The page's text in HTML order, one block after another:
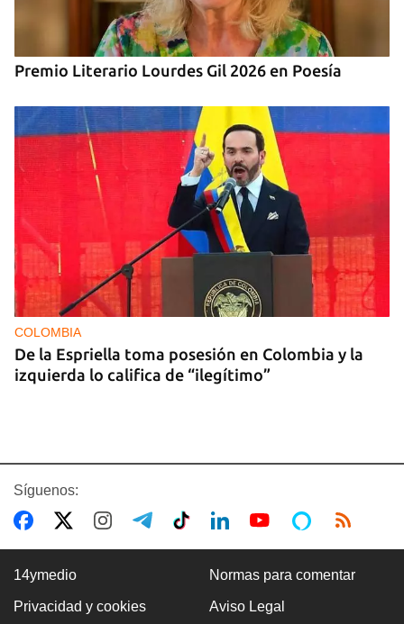
Premio Literario Lourdes Gil 2026 en Poesía
COLOMBIA
De la Espriella toma posesión en Colombia y la
izquierda lo califica de “ilegítimo”
Síguenos:
14ymedio Normas para comentar
Privacidad y cookies Aviso Legal